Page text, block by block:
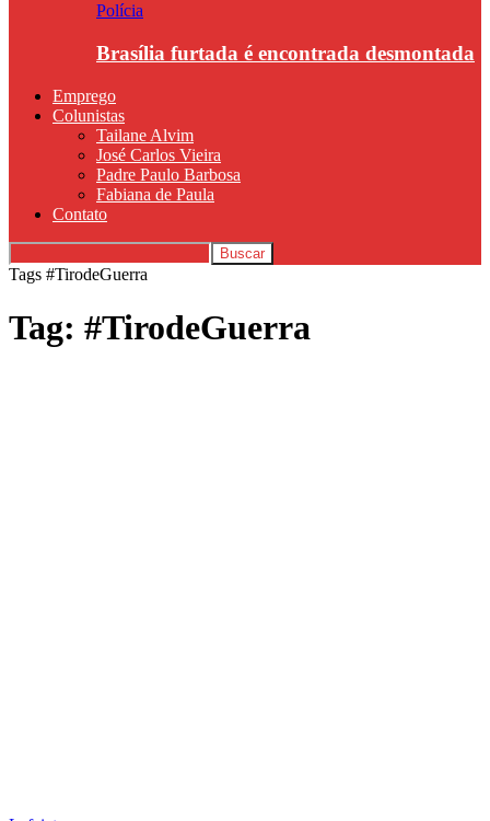
Polícia
Brasília furtada é encontrada desmontada
Emprego
Colunistas
Tailane Alvim
José Carlos Vieira
Padre Paulo Barbosa
Fabiana de Paula
Contato
Tags #TirodeGuerra
Tag: #TirodeGuerra